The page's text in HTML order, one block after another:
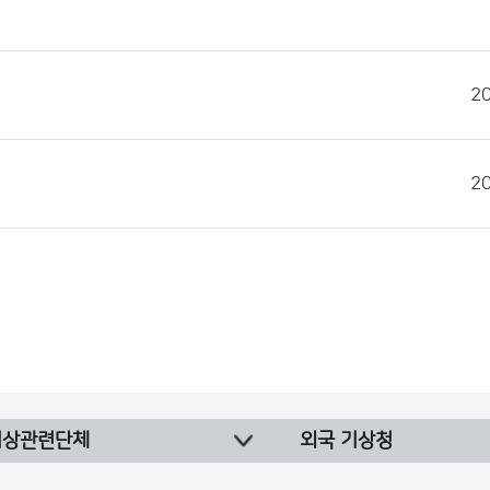
관련단체 외국 기상청